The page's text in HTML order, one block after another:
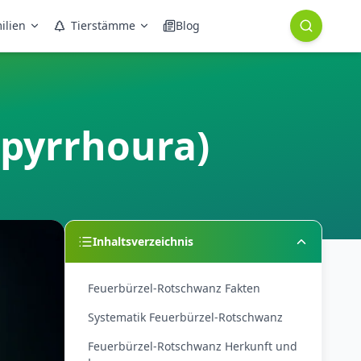
Tierstämme Blog
Inhaltsverzeichnis
Feuerbürzel-Rotschwanz Fakten
Systematik Feuerbürzel-Rotschwanz
Feuerbürzel-Rotschwanz Herkunft und